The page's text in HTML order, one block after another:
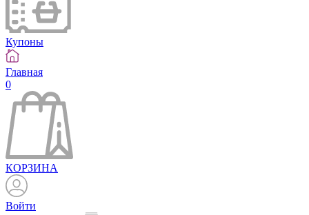
Купоны
Главная
0
КОРЗИНА
Войти